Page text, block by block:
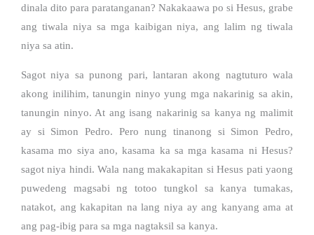
dinala dito para paratanganan? Nakakaawa po si Hesus, grabe
ang tiwala niya sa mga kaibigan niya, ang lalim ng tiwala
niya sa atin.
Sagot niya sa punong pari, lantaran akong nagtuturo wala
akong inilihim, tanungin ninyo yung mga nakarinig sa akin,
tanungin ninyo. At ang isang nakarinig sa kanya ng malimit
ay si Simon Pedro. Pero nung tinanong si Simon Pedro,
kasama mo siya ano, kasama ka sa mga kasama ni Hesus?
sagot niya hindi. Wala nang makakapitan si Hesus pati yaong
puwedeng magsabi ng totoo tungkol sa kanya tumakas,
natakot, ang kakapitan na lang niya ay ang kanyang ama at
ang pag-ibig para sa mga nagtaksil sa kanya.